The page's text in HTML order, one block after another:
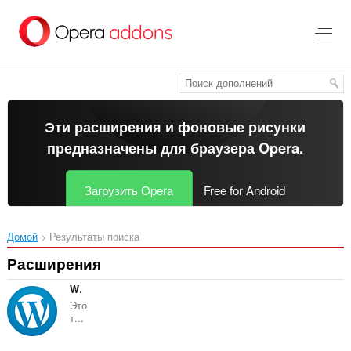
перейти
Эти расширения и фоновые рисунки
предназначены длябраузера Opera.
Загрузить Opera Free for Android
Домой Результаты поиска
Расширения
WordPress Theme and Plugins Detector
Это
т...